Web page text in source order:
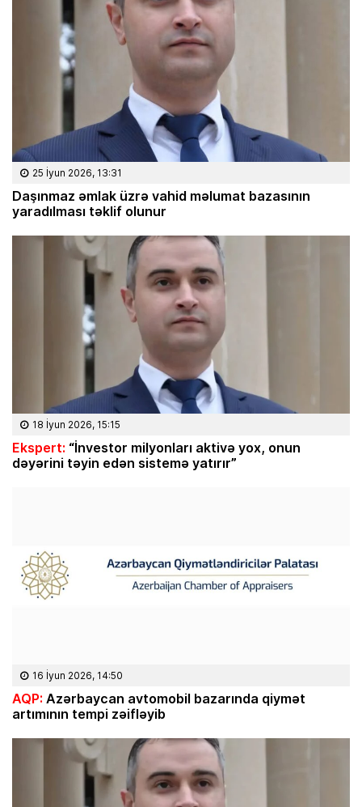
25 İyun 2026, 13:31
Daşınmaz əmlak üzrə vahid məlumat bazasının
yaradılması təklif olunur
18 İyun 2026, 15:15
Ekspert: “İnvestor milyonları aktivə yox, onun
dəyərini təyin edən sistemə yatırır”
16 İyun 2026, 14:50
AQP: Azərbaycan avtomobil bazarında qiymət
artımının tempi zəifləyib